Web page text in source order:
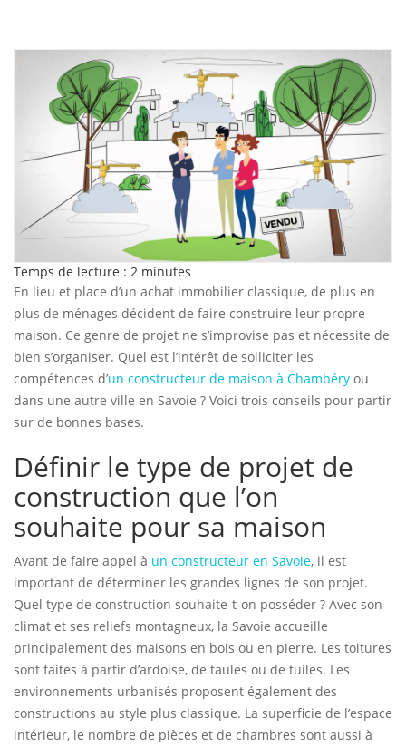
Temps de lecture : 2 minutes
En lieu et place d’un achat immobilier classique, de plus en
plus de ménages décident de faire construire leur propre
maison. Ce genre de projet ne s’improvise pas et nécessite de
bien s’organiser. Quel est l’intérêt de solliciter les
compétences d’un constructeur de maison à Chambéry ou
dans une autre ville en Savoie ? Voici trois conseils pour partir
sur de bonnes bases.
Définir le type de projet de
construction que l’on
souhaite pour sa maison
Avant de faire appel à un constructeur en Savoie, il est
important de déterminer les grandes lignes de son projet.
Quel type de construction souhaite-t-on posséder ? Avec son
climat et ses reliefs montagneux, la Savoie accueille
principalement des maisons en bois ou en pierre. Les toitures
sont faites à partir d’ardoise, de taules ou de tuiles. Les
environnements urbanisés proposent également des
constructions au style plus classique. La superficie de l’espace
intérieur, le nombre de pièces et de chambres sont aussi à